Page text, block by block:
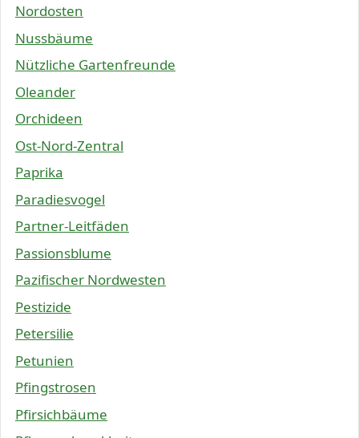
Nordosten
Nussbäume
Nützliche Gartenfreunde
Oleander
Orchideen
Ost-Nord-Zentral
Paprika
Paradiesvogel
Partner-Leitfäden
Passionsblume
Pazifischer Nordwesten
Pestizide
Petersilie
Petunien
Pfingstrosen
Pfirsichbäume